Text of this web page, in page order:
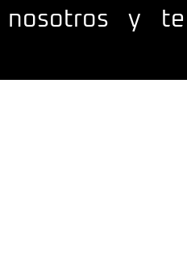
nosotros y